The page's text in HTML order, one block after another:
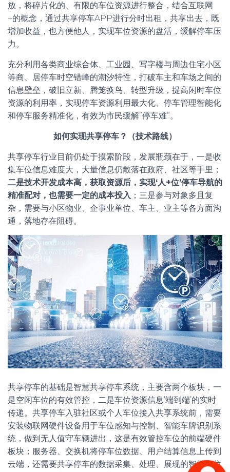
放，将碎片化的、有限的车位资源进行整合，结合互联网
+的概念，通过共享停车APP进行分时出租，共享出去，既
增加收益，也方便他人，实现车位资源的盘活，缓解停车压
力。
充分利用各类商业综合体、工业园、写字楼与周边住宅小区
等商、居停车时空错峰的潮汐特性，打破车主和车场之间的
信息壁垒，破旧立新、腾笼换鸟、转型升级，提高闲时车位
资源的利用率，实现停车资源利用最大化、停车管理智能化
和停车服务精准化，有效为市民缓解”停车难”。
如何实现共享停车？（技术路线）
共享停车行业目前仍处于摸索阶段，发展瓶颈在于，一是收
集车位信息难度大，大量信息仍散落在政府、社区等手里；
二是技术开发成本高，获取资源后，实现‘人+位’停车导航的
精准配对，也需要一定的成本投入 ；三是参与对象多且复
杂，需要与小区物业、企事业单位、车主、业主等各方面沟
通，落地存在阻碍。
共享停车的基础是智慧共享停车系统，主要含两个板块，一
是空闲车位的有效管控，二是车位资源信息‘端到端’的实时
传递。共享停车入驻社区或个人车位接入共享系统前，需要
安装物联网硬件设备用于车位感知与控制、智能车牌识别系
统，做到无人值守车辆进出，这是有效管控车位的前端硬件
板块；服务器、交换机将停车位数据、用户结算信息上传到
云端，还需要共享停车的数据采集、处理、展现的智慧车位